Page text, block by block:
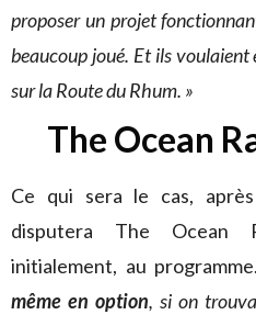
proposer un projet
beaucoup joué. Et ils voulaient
sur la Route du Rhum. »
The Ocean
Ce qui sera le cas,
disputera The Ocean
initialement, au programme.
même en option, si on